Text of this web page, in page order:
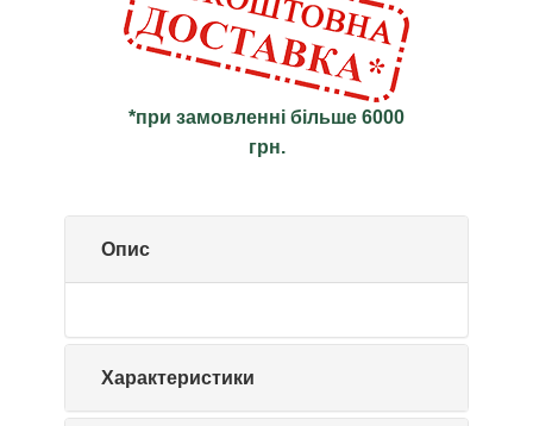
*при замовленні більше 6000
грн.
Опис
Характеристики